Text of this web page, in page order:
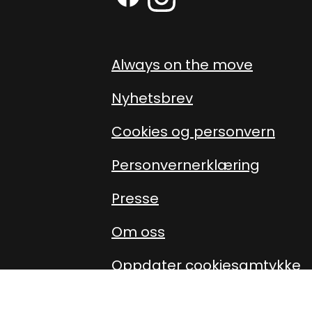
Always on the move
Nyhetsbrev
Cookies og personvern
Personvernerklæring
Presse
Om oss
Oppdater cookiesamtykke